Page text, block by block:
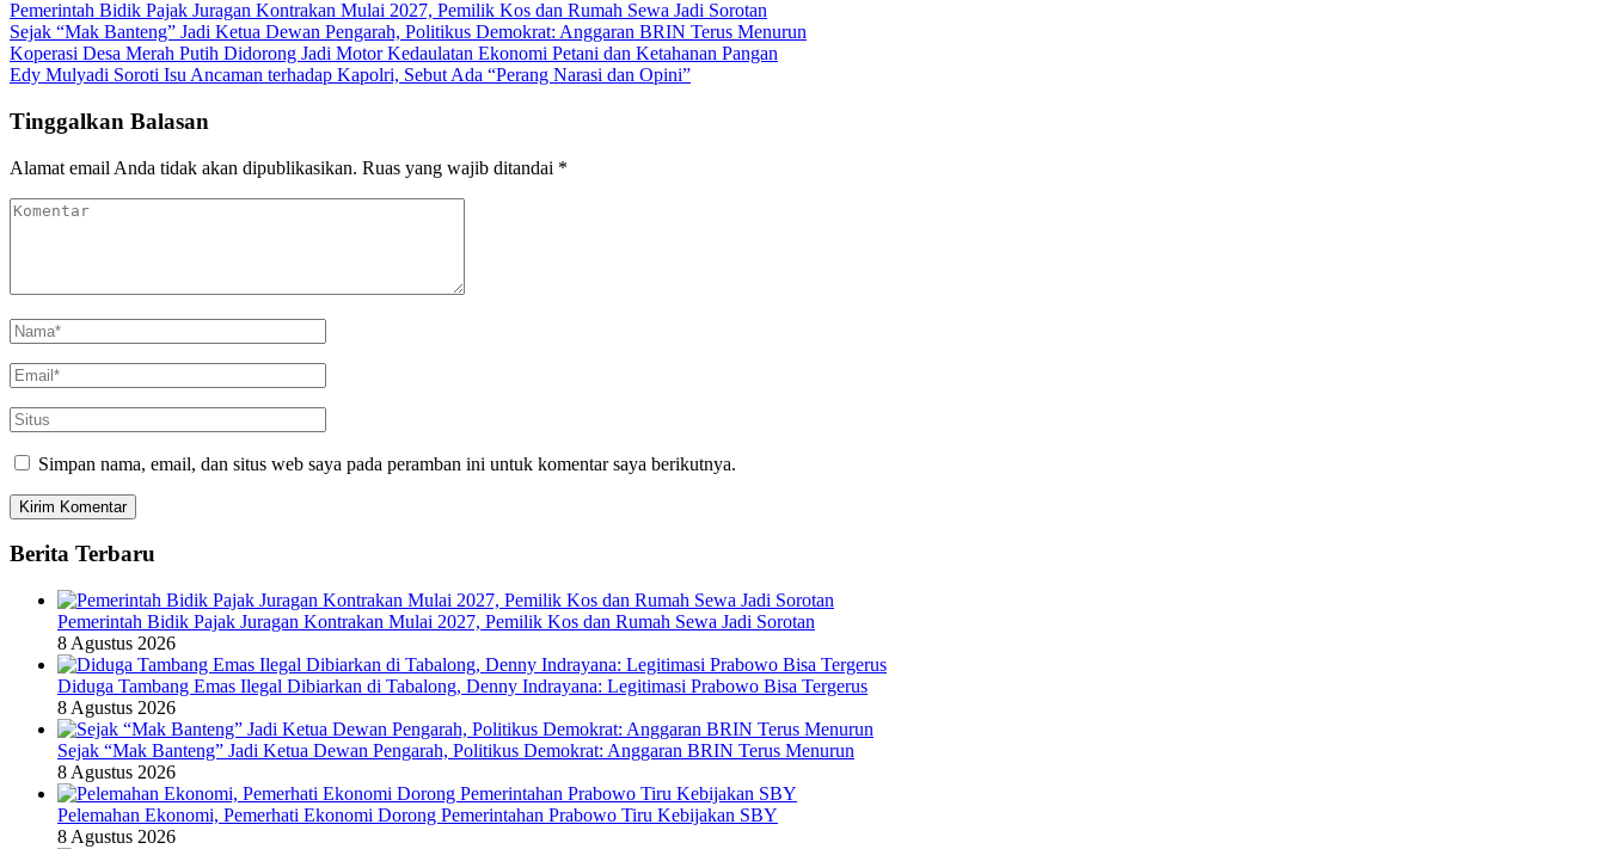
Pemerintah Bidik Pajak Juragan Kontrakan Mulai 2027, Pemilik Kos dan Rumah Sewa Jadi Sorotan
Sejak “Mak Banteng” Jadi Ketua Dewan Pengarah, Politikus Demokrat: Anggaran BRIN Terus Menurun
Koperasi Desa Merah Putih Didorong Jadi Motor Kedaulatan Ekonomi Petani dan Ketahanan Pangan
Edy Mulyadi Soroti Isu Ancaman terhadap Kapolri, Sebut Ada “Perang Narasi dan Opini”
Tinggalkan Balasan
Alamat email Anda tidak akan dipublikasikan. Ruas yang wajib ditandai *
Simpan nama, email, dan situs web saya pada peramban ini untuk komentar saya berikutnya.
Berita Terbaru
Pemerintah Bidik Pajak Juragan Kontrakan Mulai 2027, Pemilik Kos dan Rumah Sewa Jadi Sorotan
8 Agustus 2026
Diduga Tambang Emas Ilegal Dibiarkan di Tabalong, Denny Indrayana: Legitimasi Prabowo Bisa Tergerus
8 Agustus 2026
Sejak “Mak Banteng” Jadi Ketua Dewan Pengarah, Politikus Demokrat: Anggaran BRIN Terus Menurun
8 Agustus 2026
Pelemahan Ekonomi, Pemerhati Ekonomi Dorong Pemerintahan Prabowo Tiru Kebijakan SBY
8 Agustus 2026